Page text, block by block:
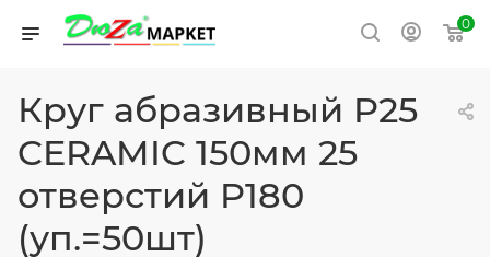
0
Круг абразивный P25
CERAMIC 150мм 25
отверстий P180
(уп.=50шт)